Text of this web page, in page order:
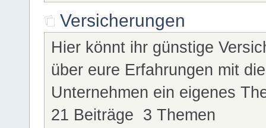
Versicherungen
Hier könnt ihr günstige
über eure Erfahrungen mit
Unternehmen ein eigenes
21 Beiträge 3 Themen